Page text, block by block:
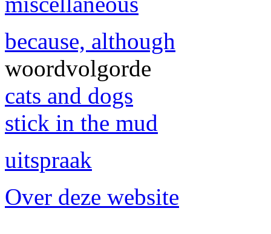
because, although
woordvolgorde
cats and dogs
stick in the mud
uitspraak
Over deze website